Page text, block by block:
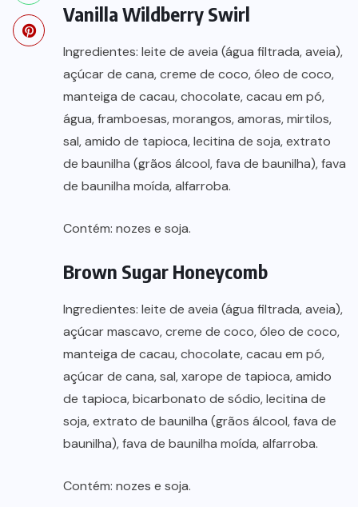
Vanilla Wildberry Swirl
Ingredientes: leite de aveia (água filtrada, aveia),
açúcar de cana, creme de coco, óleo de coco,
manteiga de cacau, chocolate, cacau em pó,
água, framboesas, morangos, amoras, mirtilos,
sal, amido de tapioca, lecitina de soja, extrato
de baunilha (grãos álcool, fava de baunilha), fava
de baunilha moída, alfarroba.
Contém: nozes e soja.
Brown Sugar Honeycomb
Ingredientes: leite de aveia (água filtrada, aveia),
açúcar mascavo, creme de coco, óleo de coco,
manteiga de cacau, chocolate, cacau em pó,
açúcar de cana, sal, xarope de tapioca, amido
de tapioca, bicarbonato de sódio, lecitina de
soja, extrato de baunilha (grãos álcool, fava de
baunilha), fava de baunilha moída, alfarroba.
Contém: nozes e soja.